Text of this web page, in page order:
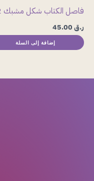
فاصل الكتاب شكل مشبك 2
ر.ق
إضافة إلى السلة